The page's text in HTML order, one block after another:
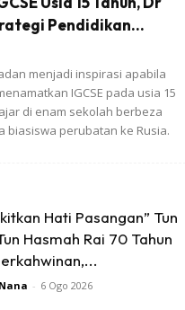
Pendidikan...
menjadi inspirasi apabila
IGCSE pada usia 15
di enam sekolah berbeza
biasiswa perubatan ke Rusia.
Hati Pasangan” Tun
Hasmah Rai 70 Tahun
Nana - 6 Ogo 2026